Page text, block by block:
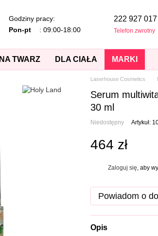
Godziny pracy:
Pon-pt
: 09:00-18:00
222 927 017
Telefon zwrotny
NA TWARZ DLA CIAŁA MARKI
Laserhouse Cosmetics
Serum
30 ml
Niedostępny Artykuł:
464 zł
Zaloguj się , aby
Powiadom o
Opis